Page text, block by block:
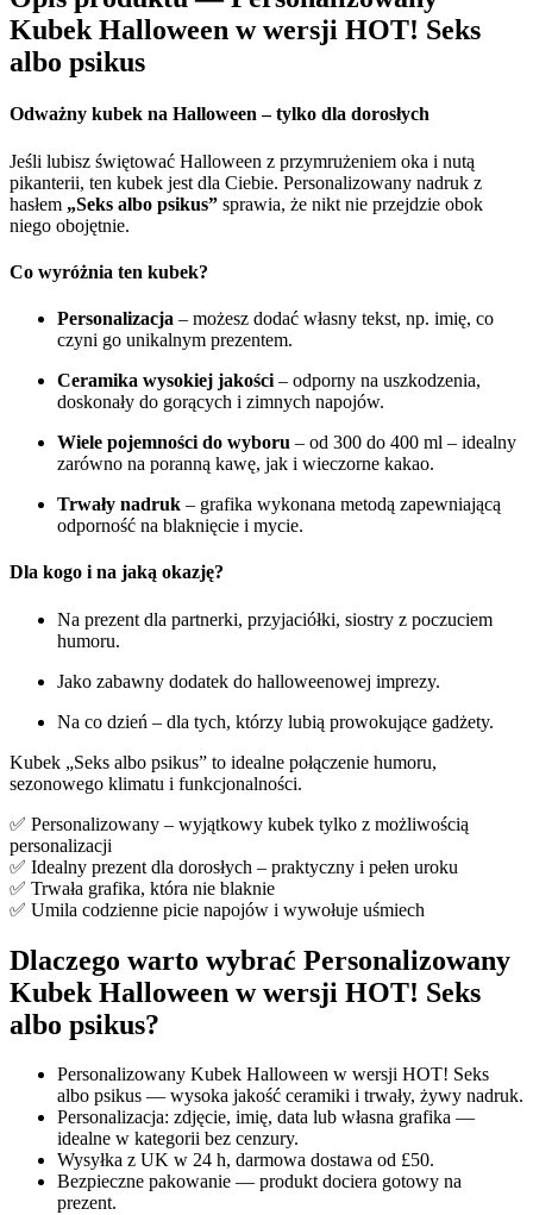
Kubek Halloween w wersji HOT! Seks
albo psikus
Odważny kubek na Halloween – tylko dla dorosłych
Jeśli lubisz świętować Halloween z przymrużeniem oka i nutą
pikanterii, ten kubek jest dla Ciebie. Personalizowany nadruk z
hasłem „Seks albo psikus” sprawia, że nikt nie przejdzie obok
niego obojętnie.
Co wyróżnia ten kubek?
Personalizacja – możesz dodać własny tekst, np. imię, co
czyni go unikalnym prezentem.
Ceramika wysokiej jakości – odporny na uszkodzenia,
doskonały do gorących i zimnych napojów.
Wiele pojemności do wyboru – od 300 do 400 ml – idealny
zarówno na poranną kawę, jak i wieczorne kakao.
Trwały nadruk – grafika wykonana metodą zapewniającą
odporność na blaknięcie i mycie.
Dla kogo i na jaką okazję?
Na prezent dla partnerki, przyjaciółki, siostry z poczuciem
humoru.
Jako zabawny dodatek do halloweenowej imprezy.
Na co dzień – dla tych, którzy lubią prowokujące gadżety.
Kubek „Seks albo psikus” to idealne połączenie humoru,
sezonowego klimatu i funkcjonalności.
✅ Personalizowany – wyjątkowy kubek tylko z możliwością
personalizacji
✅ Idealny prezent dla dorosłych – praktyczny i pełen uroku
✅ Trwała grafika, która nie blaknie
✅ Umila codzienne picie napojów i wywołuje uśmiech
Dlaczego warto wybrać Personalizowany
Kubek Halloween w wersji HOT! Seks
albo psikus?
Personalizowany Kubek Halloween w wersji HOT! Seks
albo psikus — wysoka jakość ceramiki i trwały, żywy nadruk.
Personalizacja: zdjęcie, imię, data lub własna grafika —
idealne w kategorii bez cenzury.
Wysyłka z UK w 24 h, darmowa dostawa od £50.
Bezpieczne pakowanie — produkt dociera gotowy na
prezent.